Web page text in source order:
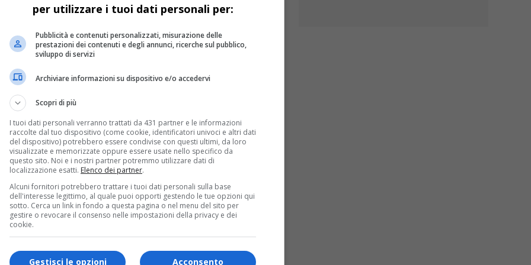
da infermieri professionali, OSS,
animatrici, addetti ai servizi di
dal direttore sanitario dott. Federico
Bremide. Credo che il mio plauso e il mio
la comunità varallese, che vede protetti
fragili in questo momento di emergenza
sindaco, «ci ha elencato le misure di
davvero tante. Ma desidero elencarvene
si sta facendo e con estrema
dalla Cooperativa ANTEO, che gestisce
forniti i dispositivi indispensabili
monouso…), altro materiale è stato
per utilizzare i tuoi dati personali per:
Pubblicità e contenuti personalizzati, misurazione delle
prestazioni dei contenuti e degli annunci, ricerche sul pubblico,
sviluppo di servizi
Archiviare informazioni su dispositivo e/o accedervi
Scopri di più
I tuoi dati personali verranno trattati da 431 partner e le informazioni
raccolte dal tuo dispositivo (come cookie, identificatori univoci e altri dati
del dispositivo) potrebbero essere condivise con questi ultimi, da loro
visualizzate e memorizzate oppure essere usate nello specifico da
questo sito. Noi e i nostri partner potremmo utilizzare dati di
localizzazione esatti. Elenco dei partner.
Alcuni fornitori potrebbero trattare i tuoi dati personali sulla base
dell'interesse legittimo, al quale puoi opporti gestendo le tue opzioni qui
sotto. Cerca un link in fondo a questa pagina o nel menu del sito per
gestire o revocare il consenso nelle impostazioni della privacy e dei
cookie.
Acconsento
Gestisci le opzioni